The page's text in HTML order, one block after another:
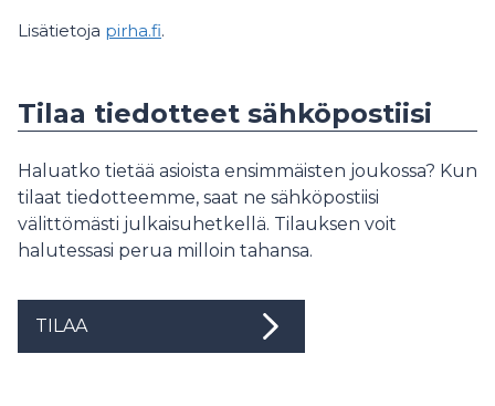
Lisätietoja pirha.fi.
Tilaa tiedotteet sähköpostiisi
Haluatko tietää asioista ensimmäisten joukossa? Kun
tilaat tiedotteemme, saat ne sähköpostiisi
välittömästi julkaisuhetkellä. Tilauksen voit
halutessasi perua milloin tahansa.
TILAA